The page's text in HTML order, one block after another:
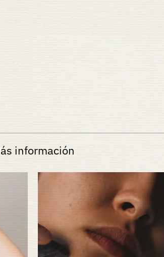
información